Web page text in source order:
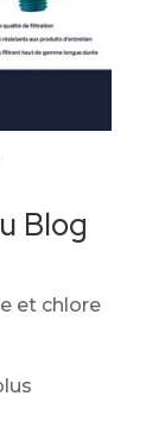
Blog
et chlore